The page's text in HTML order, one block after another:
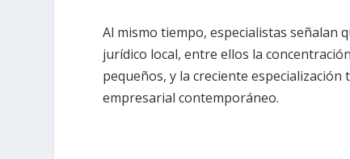
Al mismo tiempo, especialistas señalan
jurídico local, entre ellos la
pequeños, y la creciente
empresarial contemporáneo.